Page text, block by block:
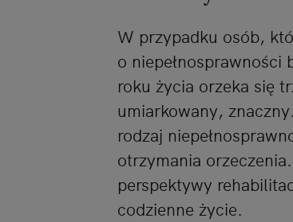
W przypadku osób,
o
roku życia orzeka się
umiarkowany,
rodzaj
otrzymania
perspektywy
codzienne życie.